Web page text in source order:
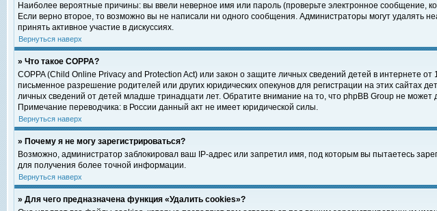
Наиболее вероятные причины: вы ввели неверное имя или пароль (проверьте электронное сообщение,
Если верно второе, то возможно вы не написали ни одного сообщения. Администраторы могут удалять
принять активное участие в дискуссиях.
Вернуться наверх
» Что такое COPPA?
COPPA (Child Online Privacy and Protection Act) или закон о защите личных сведений детей в
письменное разрешение родителей или других юридических опекунов для регистрации на этих сайтах
личных сведений от детей младше тринадцати лет. Обратите внимание на то, что phpBB Group не
Примечание переводчика: в России данный акт не имеет юридической силы.
Вернуться наверх
» Почему я не могу зарегистрироваться?
Возможно, администратор заблокировал ваш IP-адрес или запретил имя, под которым вы пытаетесь
для получения более точной информации.
Вернуться наверх
» Для чего предназначена функция «Удалить cookies»?